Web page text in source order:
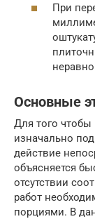
При
Основные
Для того чтобы
изначально
действие
объясняется
отсутствии
работ
порциями. В